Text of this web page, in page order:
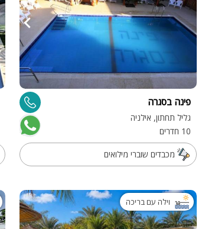
פינה בסגרה
גליל תחתון, אילניה
10 חדרים
מכבדים שוברי מילואים
וילה עם בריכה